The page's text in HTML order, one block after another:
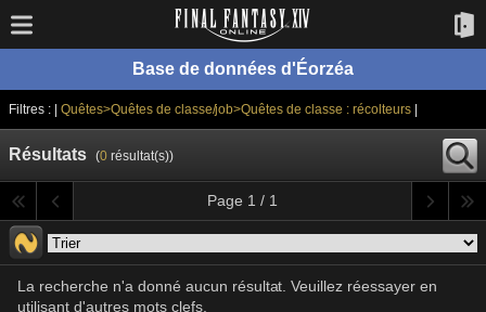
Base de données d'Éorzéa
Filtres : | Quêtes>Quêtes de classe/job>Quêtes de classe : récolteurs
Résultats (0résultat(s))
Page 1 / 1
La recherche n'a donné aucun résultat. Veuillez réessayer en
utilisant d'autres mots clefs.